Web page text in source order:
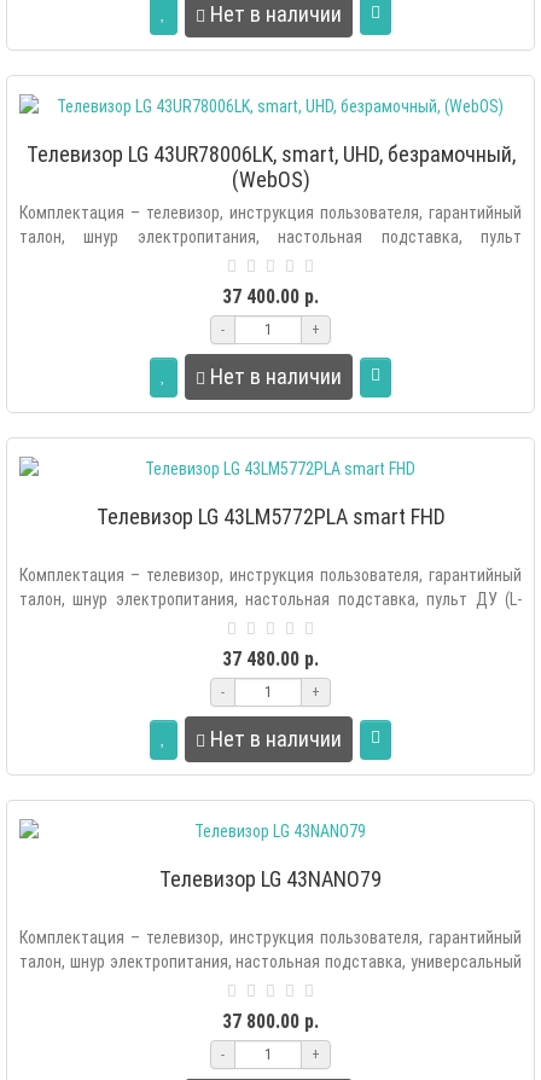
Нет в наличии
Телевизор LG 43UR78006LK, smart, UHD, безрамочный,
(WebOS)
Комплектация – телевизор, инструкция пользователя, гарантийный
талон, шнур электропитания, настольная подставка, пульт
37 400.00 р.
- +
Нет в наличии
Телевизор LG 43LM5772PLA smart FHD
Комплектация – телевизор, инструкция пользователя, гарантийный
талон, шнур электропитания, настольная подставка, пульт ДУ (L-
37 480.00 р.
- +
Нет в наличии
Телевизор LG 43NANO79
Комплектация – телевизор, инструкция пользователя, гарантийный
талон, шнур электропитания, настольная подставка, универсальный
37 800.00 р.
- +